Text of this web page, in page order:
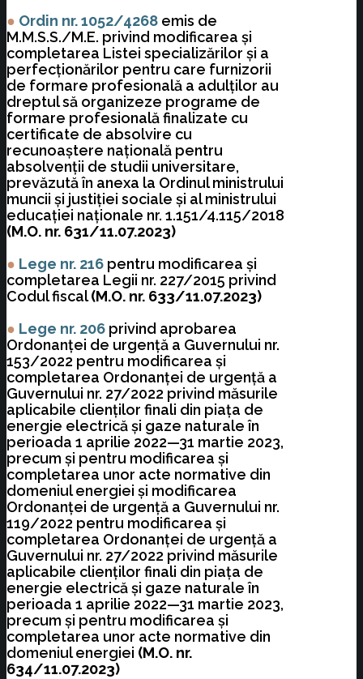
● Ordin nr. 1052/4268 emis de
M.M.S.S./M.E. privind modificarea şi
completarea Listei specializărilor şi a
perfecţionărilor pentru care furnizorii
de formare profesională a adulţilor au
dreptul să organizeze programe de
formare profesională finalizate cu
certificate de absolvire cu
recunoaştere naţională pentru
absolvenţii de studii universitare,
prevăzută în anexa la Ordinul ministrului
muncii şi justiţiei sociale şi al ministrului
educaţiei naţionale nr. 1.151/4.115/2018
(M.O. nr. 631/11.07.2023)
● Lege nr. 216 pentru modificarea și
completarea Legii nr. 227/2015 privind
Codul fiscal(M.O. nr. 633/11.07.2023)
● Lege nr. 206 privind aprobarea
Ordonanței de urgență a Guvernului nr.
153/2022 pentru modificarea și
completarea Ordonanței de urgență a
Guvernului nr. 27/2022 privind măsurile
aplicabile clienților finali din piața de
energie electrică și gaze naturale în
perioada 1 aprilie 2022—31 martie 2023,
precum și pentru modificarea și
completarea unor acte normative din
domeniul energiei și modificarea
Ordonanței de urgență a Guvernului nr.
119/2022 pentru modificarea și
completarea Ordonanței de urgență a
Guvernului nr. 27/2022 privind măsurile
aplicabile clienților finali din piața de
energie electrică și gaze naturale în
perioada 1 aprilie 2022—31 martie 2023,
precum și pentru modificarea și
completarea unor acte normative din
domeniul energiei (M.O. nr.
634/11.07.2023)